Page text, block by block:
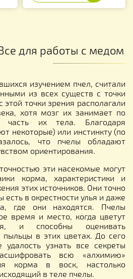
для работы с медом
изучением пчел, считали
из всех существ с точки
этой точки зрения располагали
хотя мозг их занимает по
часть их тела. Благодаря
некоторые) или инстинкту (по
что пчелы обладают
ориентирования.
эти насекомые могут
корма, характеристики и
этих источников. Они точно
в окрестности улья и даже
где они находятся. Пчелы
время и место, когда цветут
и способны оценивать
пыльцы в этих цветах. До сего
узнать все секреты
всю «алхимию»
корма в воск, настолько
в теле пчелы.